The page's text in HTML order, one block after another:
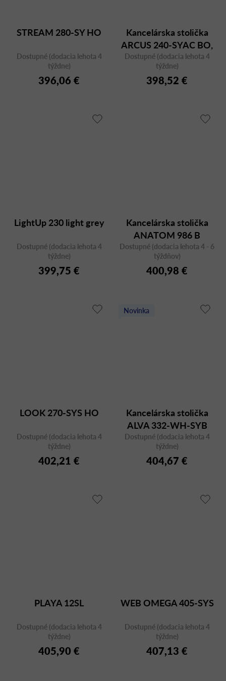
STREAM 280-SY HO
Dostupné (dodacia lehota 4
týždne)
396,06 €
Kancelárska stolička
ARCUS 240-SYAC BO,
otočná
Dostupné (dodacia lehota 4
týždne)
398,52 €
LightUp 230 light grey
Dostupné (dodacia lehota 4
týždne)
399,75 €
Kancelárska stolička
ANATOM 986 B
Dostupné (dodacia lehota 4 - 6
týždňov)
400,98 €
LOOK 270-SYS HO
Dostupné (dodacia lehota 4
týždne)
402,21 €
Novinka
Kancelárska stolička
ALVA 332-WH-SYB
Dostupné (dodacia lehota 4
týždne)
404,67 €
PLAYA 12SL
Dostupné (dodacia lehota 4
týždne)
405,90 €
WEB OMEGA 405-SYS
Dostupné (dodacia lehota 4
týždne)
407,13 €